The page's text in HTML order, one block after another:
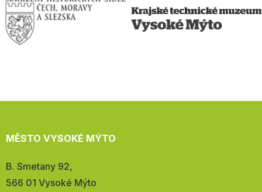
MĚSTO VYSOKÉ MÝTO
Adresa:
B. Smetany 92,
566 01 Vysoké Mýto